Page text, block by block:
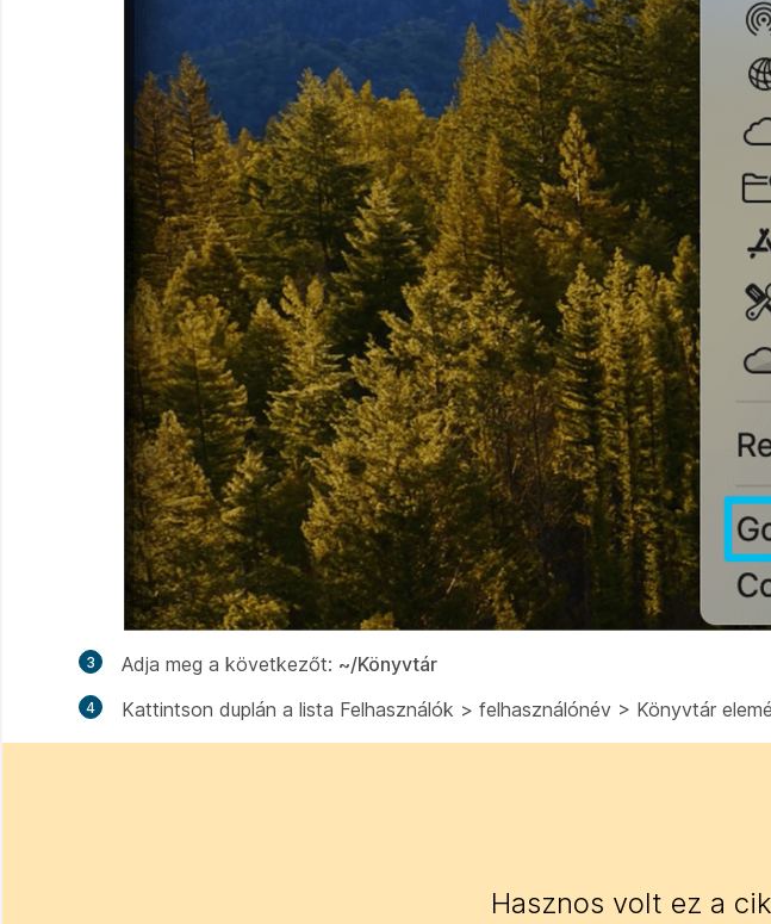
Adja meg a következőt: ~/Könyvtár
Kattintson duplán a lista Felhasználók > felhasználónév > Könyvtár
Hasznos volt ez a